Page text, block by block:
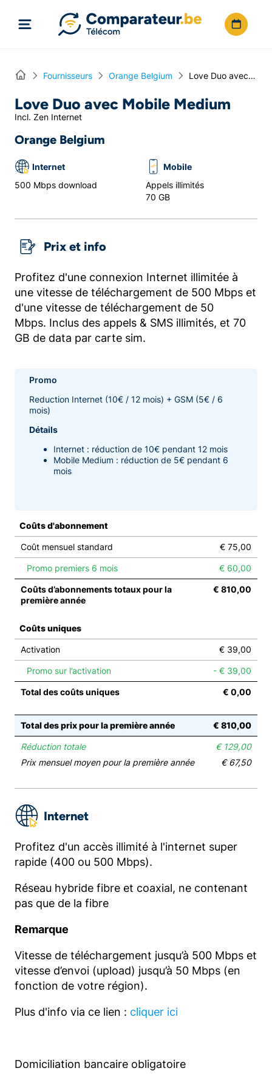
Home Fournisseurs Orange Belgium Love Duo avec Mobile Medium
Love Duo avec Mobile Medium
Incl. Zen Internet
Orange Belgium
Internet
500 Mbps download
Mobile
Appels illimités
70 GB
Prix et info
Profitez d'une connexion Internet illimitée à
une vitesse de téléchargement de 500 Mbps et
d'une vitesse de téléchargement de 50
Mbps. Inclus des appels & SMS illimités, et 70
GB de data par carte sim.
Promo
Reduction Internet (10€ / 12 mois) + GSM (5€ / 6
mois)
Détails
Internet : réduction de 10€ pendant 12 mois
Mobile Medium : réduction de 5€ pendant 6
mois
Coûts d'abonnement
Coût mensuel standard € 75,00
Promo premiers 6 mois € 60,00
Coûts d’abonnements totaux pour la
première année
€ 810,00
Coûts uniques
Activation € 39,00
Promo sur l’activation - € 39,00
Total des coûts uniques € 0,00
Total des prix pour la première année € 810,00
Réduction totale
€ 129,00
Prix mensuel moyen pour la première année
€ 67,50
Internet
Profitez d'un accès illimité à l'internet super
rapide (400 ou 500 Mbps).
Réseau hybride fibre et coaxial, ne contenant
pas que de la fibre
Remarque
Vitesse de téléchargement jusqu’à 500 Mbps et
vitesse d’envoi (upload) jusqu’à 50 Mbps (en
fonction de votre région).
Plus d'info via ce lien : cliquer ici
Domiciliation bancaire obligatoire